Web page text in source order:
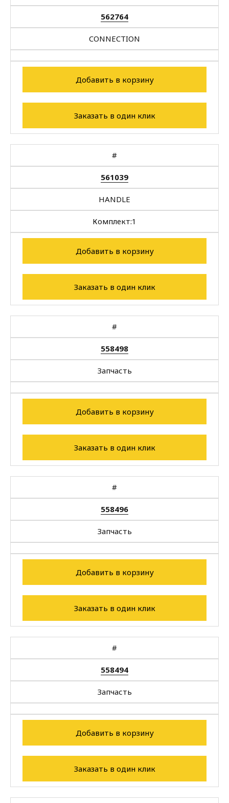
562764
CONNECTION
Добавить в корзину
Заказать в один клик
#
561039
HANDLE
Комплект:1
Добавить в корзину
Заказать в один клик
#
558498
Запчасть
Добавить в корзину
Заказать в один клик
#
558496
Запчасть
Добавить в корзину
Заказать в один клик
#
558494
Запчасть
Добавить в корзину
Заказать в один клик